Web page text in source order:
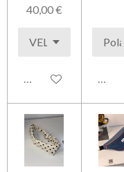
40,00 €
Voir les détails Voir